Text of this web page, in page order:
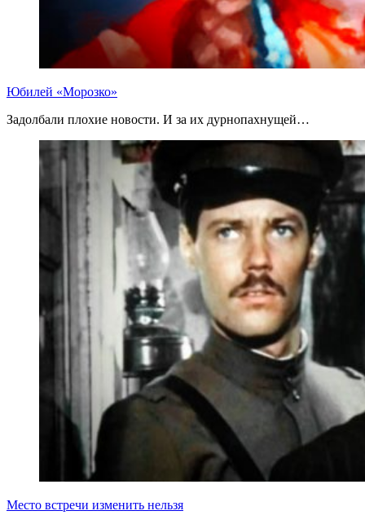
Юбилей «Морозко»
Задолбали плохие новости. И за их дурнопахнущей…
Место встречи изменить нельзя